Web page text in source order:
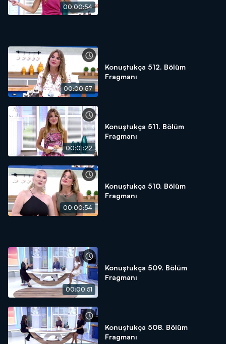
00:00:54
00:00:57
Konuştukça 512. Bölüm
Fragmanı
00:01:22
Konuştukça 511. Bölüm
Fragmanı
00:00:54
Konuştukça 510. Bölüm
Fragmanı
00:00:51
Konuştukça 509. Bölüm
Fragmanı
Konuştukça 508. Bölüm
Fragmanı